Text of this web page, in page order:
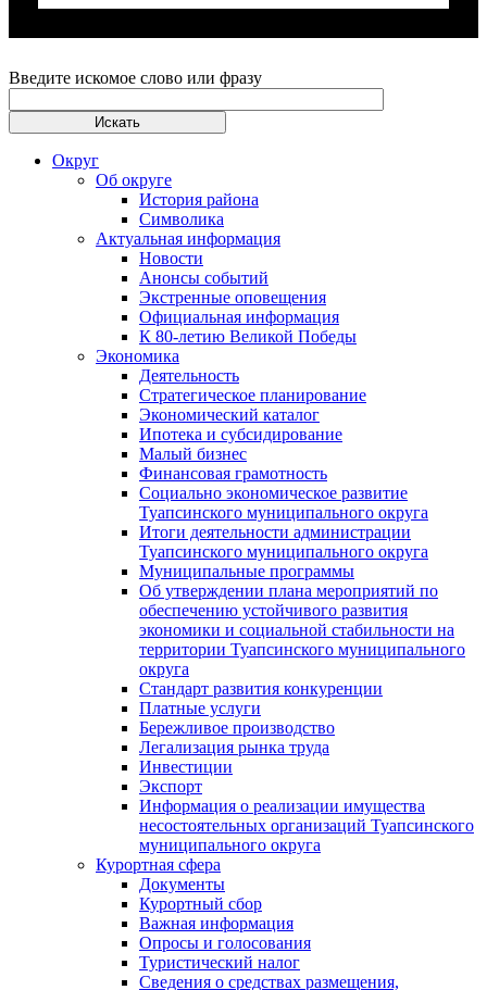
Введите искомое слово или фразу
Округ
Об округе
История района
Символика
Актуальная информация
Новости
Анонсы событий
Экстренные оповещения
Официальная информация
К 80-летию Великой Победы
Экономика
Деятельность
Стратегическое планирование
Экономический каталог
Ипотека и субсидирование
Малый бизнес
Финансовая грамотность
Социально экономическое развитие
Туапсинского муниципального округа
Итоги деятельности администрации
Туапсинского муниципального округа
Муниципальные программы
Об утверждении плана мероприятий по
обеспечению устойчивого развития
экономики и социальной стабильности на
территории Туапсинского муниципального
округа
Стандарт развития конкуренции
Платные услуги
Бережливое производство
Легализация рынка труда
Инвестиции
Экспорт
Информация о реализации имущества
несостоятельных организаций Туапсинского
муниципального округа
Курортная сфера
Документы
Курортный сбор
Важная информация
Опросы и голосования
Туристический налог
Сведения о средствах размещения,